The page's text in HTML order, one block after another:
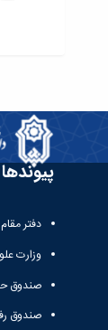
پیوندها
دفتر
وزارت
صندوق
صندوق